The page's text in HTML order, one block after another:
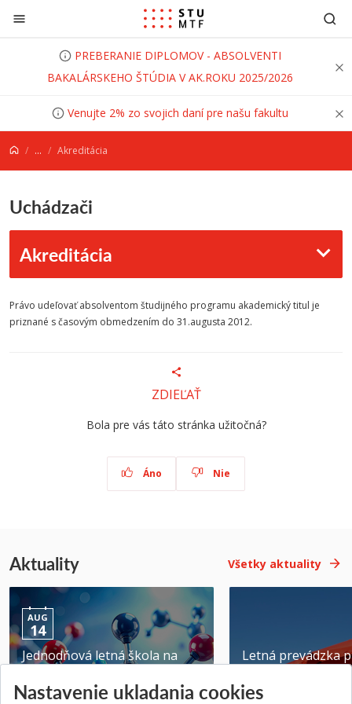
Prejsť na obsah
PREBERANIE DIPLOMOV - ABSOLVENTI
BAKALÁRSKEHO ŠTÚDIA V AK.ROKU 2025/2026
Venujte 2% zo svojich daní pre našu fakultu
... Akreditácia
Uchádzači
Akreditácia
Právo udeľovať absolventom študijného programu akademický titul je
priznané s časovým obmedzením do 31.augusta 2012.
ZDIEĽAŤ
Bola pre vás táto stránka užitočná?
Áno Nie
Aktuality Všetky aktuality
AUG
14
Jednodňová letná škola na
Pridané 28.07.2026
Letná prevádzka
Pridané 23.06.2026
Nastavenie ukladania cookies